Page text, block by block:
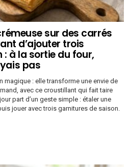
sur des carrés
d’ajouter trois
à la sortie du four,
pas
magique : elle transforme une envie de
avec ce croustillant qui fait taire
part d’un geste simple : étaler une
jouer avec trois garnitures de saison.